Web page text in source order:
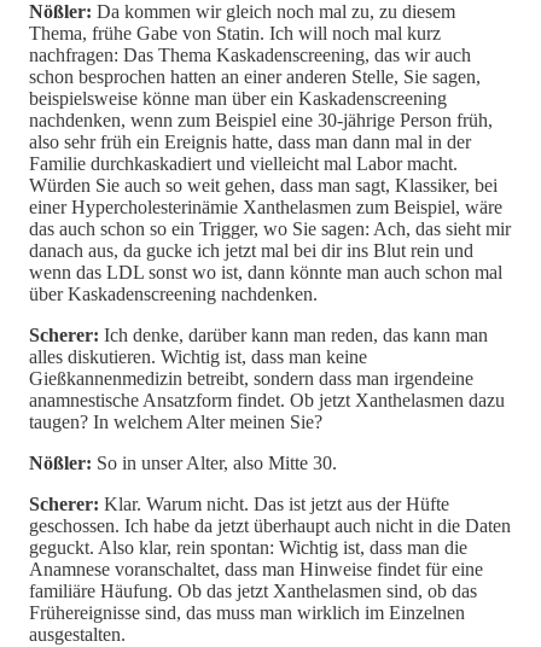
Nößler: Da kommen wir gleich noch mal zu, zu diesem
Thema, frühe Gabe von Statin. Ich will noch mal kurz
nachfragen: Das Thema Kaskadenscreening, das wir auch
schon besprochen hatten an einer anderen Stelle, Sie sagen,
beispielsweise könne man über ein Kaskadenscreening
nachdenken, wenn zum Beispiel eine 30-jährige Person früh,
also sehr früh ein Ereignis hatte, dass man dann mal in der
Familie durchkaskadiert und vielleicht mal Labor macht.
Würden Sie auch so weit gehen, dass man sagt, Klassiker, bei
einer Hypercholesterinämie Xanthelasmen zum Beispiel, wäre
das auch schon so ein Trigger, wo Sie sagen: Ach, das sieht mir
danach aus, da gucke ich jetzt mal bei dir ins Blut rein und
wenn das LDL sonst wo ist, dann könnte man auch schon mal
über Kaskadenscreening nachdenken.
Scherer: Ich denke, darüber kann man reden, das kann man
alles diskutieren. Wichtig ist, dass man keine
Gießkannenmedizin betreibt, sondern dass man irgendeine
anamnestische Ansatzform findet. Ob jetzt Xanthelasmen dazu
taugen? In welchem Alter meinen Sie?
Nößler: So in unser Alter, also Mitte 30.
Scherer: Klar. Warum nicht. Das ist jetzt aus der Hüfte
geschossen. Ich habe da jetzt überhaupt auch nicht in die Daten
geguckt. Also klar, rein spontan: Wichtig ist, dass man die
Anamnese voranschaltet, dass man Hinweise findet für eine
familiäre Häufung. Ob das jetzt Xanthelasmen sind, ob das
Frühereignisse sind, das muss man wirklich im Einzelnen
ausgestalten.